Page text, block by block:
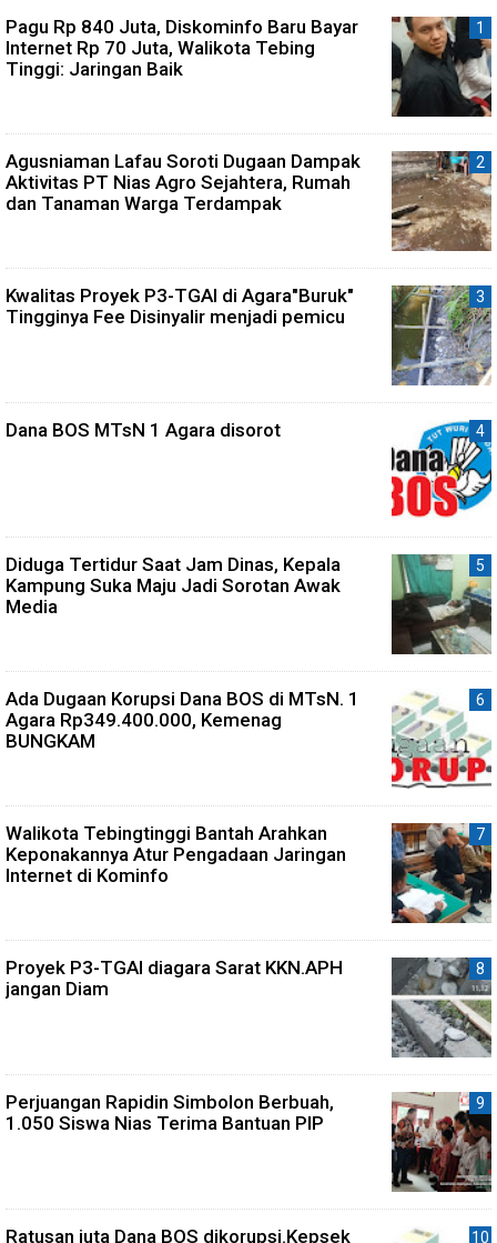
Pagu Rp 840 Juta, Diskominfo Baru Bayar
Internet Rp 70 Juta, Walikota Tebing
Tinggi: Jaringan Baik
Agusniaman Lafau Soroti Dugaan Dampak
Aktivitas PT Nias Agro Sejahtera, Rumah
dan Tanaman Warga Terdampak
Kwalitas Proyek P3-TGAI di Agara"Buruk"
Tingginya Fee Disinyalir menjadi pemicu
Dana BOS MTsN 1 Agara disorot
Diduga Tertidur Saat Jam Dinas, Kepala
Kampung Suka Maju Jadi Sorotan Awak
Media
Ada Dugaan Korupsi Dana BOS di MTsN. 1
Agara Rp349.400.000, Kemenag
BUNGKAM
Walikota Tebingtinggi Bantah Arahkan
Keponakannya Atur Pengadaan Jaringan
Internet di Kominfo
Proyek P3-TGAI diagara Sarat KKN.APH
jangan Diam
Perjuangan Rapidin Simbolon Berbuah,
1.050 Siswa Nias Terima Bantuan PIP
Ratusan juta Dana BOS dikorupsi.Kepsek